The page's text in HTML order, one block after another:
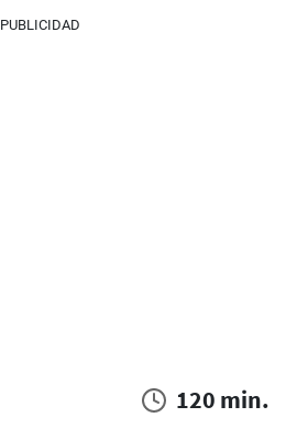
PUBLICIDAD
120 min.